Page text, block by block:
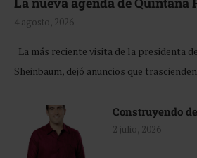
4 agosto, 2026
La más reciente visita de la presidenta
Sheinbaum, dejó anuncios que
Construyendo
2 julio, 2026